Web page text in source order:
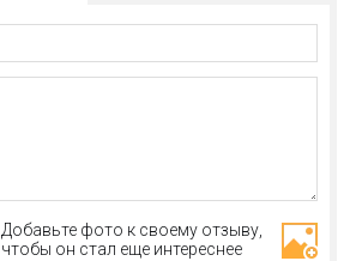
Добавьте фото к своему отзыву,
чтобы он стал еще интереснее